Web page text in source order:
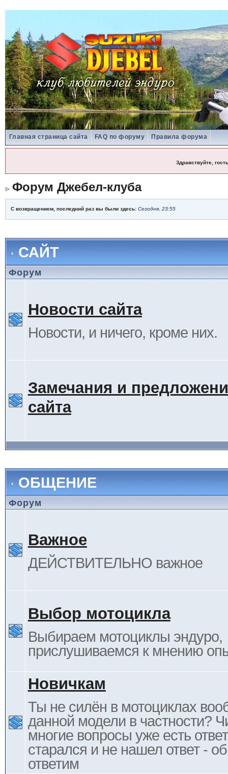
Главная страница сайта FAQ по форуму Правила форума
Здравствуйте, гость
Форум Джебел-клуба
С возвращением, последний раз вы были здесь: Сегодня, 23:55
САЙТ
Форум
Новости сайта
Новости, и ничего, кроме них.
Замечания и
сайта
ОБЩЕНИЕ
Форум
Важное
ДЕЙСТВИТЕЛЬНО важное
Выбор мотоцикла
Выбираем мотоциклы эндуро,
прислушиваемся к мнению
Новичкам
Ты не силён в мотоциклах
данной модели в частности?
многие вопросы уже есть
старался и не нашел ответ -
ответим